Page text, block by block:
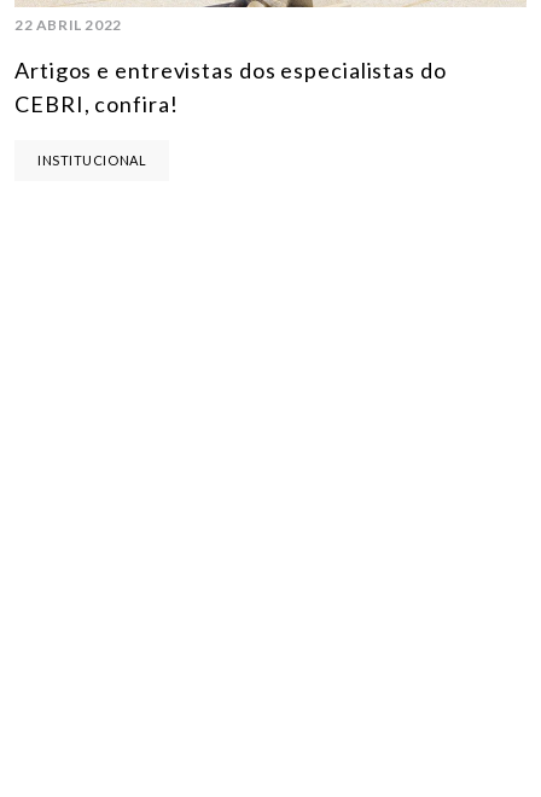
22 ABRIL 2022
Artigos e entrevistas dos especialistas do
CEBRI, confira!
INSTITUCIONAL